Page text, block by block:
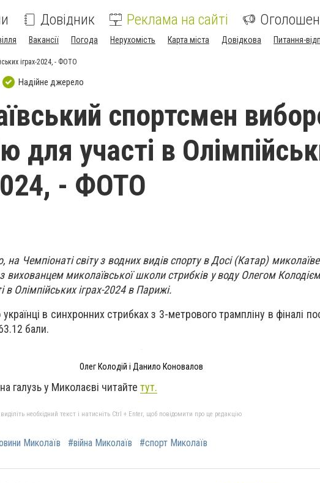
Довідник Реклама на сайті
Вакансії Погода Нерухомість Карта міста Довідкова Питання-
іграх-2024, - ФОТО
Надійне джерело
спортсмен
для участі в
- ФОТО
на Чемпіонаті світу з водних видів спорту в Досі (Катар)
вихованцем миколаївської школи стрибків у воду Олегом
в Олімпійських іграх-2024 в Парижі.
в синхронних стрибках з 3-метрового трампліну в фіналі
бали.
Олег Колодій і Данило Коновалов
галузь у Миколаєві читайте тут.
необхідний текст і натисніть Ctrl + Enter, щоб повідомити про це редакцію
Миколаїв #війна Миколаїв #спорт Миколаїв